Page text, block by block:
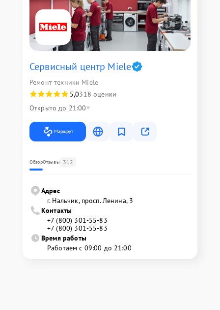
Сервисный центр Miele
Ремонт техники Miele
5,0318 оценки
Открыто до 21:00
Маршрут
ОбзорОтзывы 312
Адрес
г. Нальчик, просп. Ленина, 3
Контакты
+7 (800) 301-55-83
+7 (800) 301-55-83
Время работы
Работаем с 09:00 до 21:00